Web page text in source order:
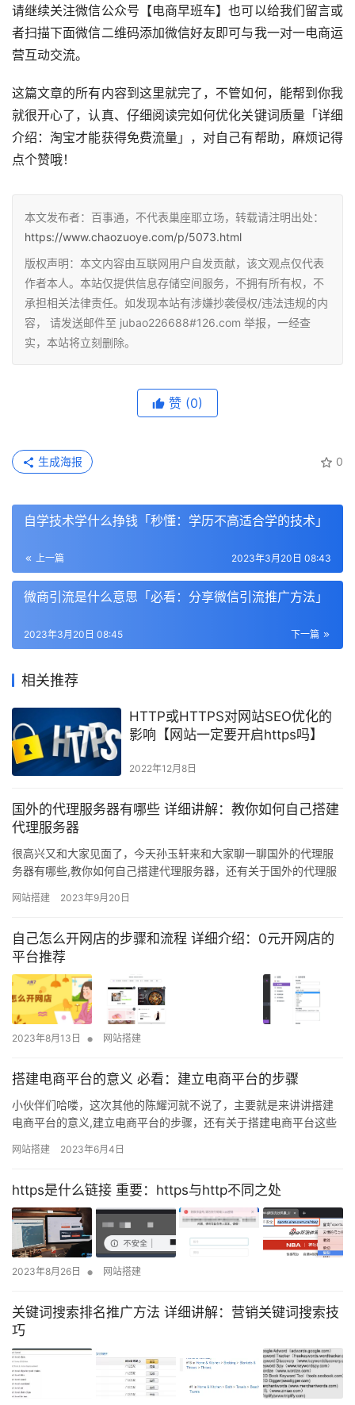
请继续关注微信公众号【电商早班车】也可以给我们留言或
者扫描下面微信二维码添加微信好友即可与我一对一电商运
营互动交流。
这篇文章的所有内容到这里就完了，不管如何，能帮到你我
就很开心了，认真、仔细阅读完如何优化关键词质量「详细
介绍：淘宝才能获得免费流量」，对自己有帮助，麻烦记得
点个赞哦！
本文发布者：百事通，不代表巢座耶立场，转载请注明出处：
https://www.chaozuoye.com/p/5073.html
版权声明：本文内容由互联网用户自发贡献，该文观点仅代表
作者本人。本站仅提供信息存储空间服务，不拥有所有权，不
承担相关法律责任。如发现本站有涉嫌抄袭侵权/违法违规的内
容， 请发送邮件至 jubao226688#126.com 举报，一经查
实，本站将立刻删除。
赞 (0)
0
生成海报
自学技术学什么挣钱「秒懂：学历不高适合学的技术」
上一篇 2023年3月20日 08:43
微商引流是什么意思「必看：分享微信引流推广方法」
下一篇
2023年3月20日 08:45
相关推荐
HTTP或HTTPS对网站SEO优化的
影响【网站一定要开启https吗】
2022年12月8日
国外的代理服务器有哪些 详细讲解：教你如何自己搭建
代理服务器
很高兴又和大家见面了，今天孙玉轩来和大家聊一聊国外的代理服
务器有哪些,教你如何自己搭建代理服务器，还有关于国外的代理服
要，希望能帮到你！ 那么也有经常出现无法访问的情况的，下面不
TransferProtocol，文件传输协议） 是TCP/IP协议…
网站搭建 2023年9月20日
自己怎么开网店的步骤和流程 详细介绍：0元开网店的
平台推荐
2023年8月13日 • 网站搭建
搭建电商平台的意义 必看：建立电商平台的步骤
小伙伴们哈喽，这次其他的陈耀河就不说了，主要就是来讲讲搭建
电商平台的意义,建立电商平台的步骤，还有关于搭建电商平台这些
竟也是经过一系列总结过的哈！ 自从电子商务出现以来，电子商务
变，使得电子商务平台平稳中不断发展。企业建立电子商务平台需
要准备什么…
网站搭建 2023年6月4日
https是什么链接 重要：https与http不同之处
2023年8月26日 • 网站搭建
关键词搜索排名推广方法 详细讲解：营销关键词搜索技
巧